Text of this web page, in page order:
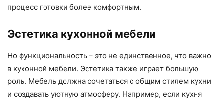
процесс готовки более комфортным.
Эстетика кухонной мебели
Но функциональность – это не единственное, что важно
в кухонной мебели. Эстетика также играет большую
роль. Мебель должна сочетаться с общим стилем кухни
и создавать уютную атмосферу. Например, если кухня